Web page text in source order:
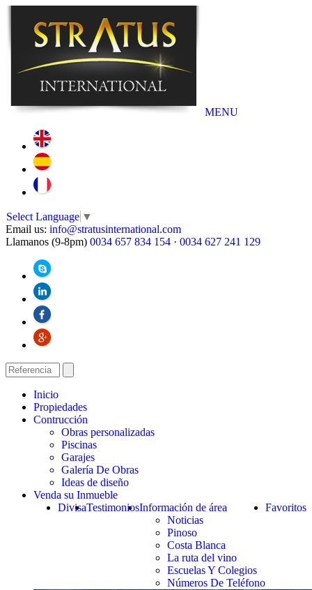
MENU
Select Language ▼
Email us: info@stratusinternational.com
Llamanos (9-8pm) 0034 657 834 154 · 0034 627 241 129
Inicio
Propiedades
Contrucción
Obras personalizadas
Piscinas
Garajes
Galería De Obras
Ideas de diseño
Venda su Inmueble
Favoritos
Información de área
Noticias
Pinoso
Costa Blanca
La ruta del vino
Escuelas Y Colegios
Números De Teléfono
Testimonios
Divisa